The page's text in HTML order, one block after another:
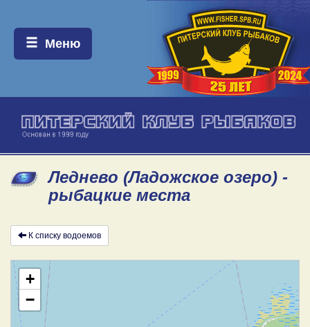
Меню:
Меню
Леднево (Ладожское озеро) -
рыбацкие места
К списку водоемов
+
−